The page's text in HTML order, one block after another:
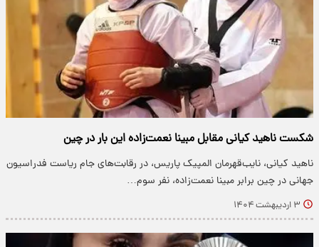
شکست ناهید کیانی مقابل مبینا نعمت‌زاده این بار در چین
ناهید کیانی، نایب‌قهرمان المپیک پاریس، در رقابت‌های جام ریاست فدراسیون
جهانی در چین برابر مبینا نعمت‌زاده، نفر سوم…
۳ اردیبهشت ۱۴۰۴